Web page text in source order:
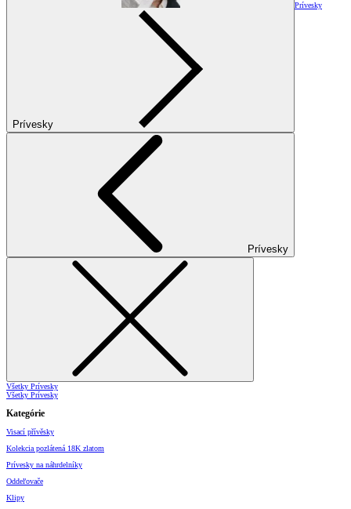
Prívesky
Prívesky
Prívesky
Všetky Prívesky
Všetky Prívesky
Kategórie
Visací přívěsky
Kolekcia pozlátená 18K zlatom
Prívesky na náhrdelníky
Oddeľovače
Klipy